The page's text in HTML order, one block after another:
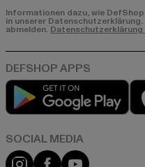
Informationen dazu, wie
in unserer
abmelden. Datenschutzerklärung
Instagram
FacebookYouTube